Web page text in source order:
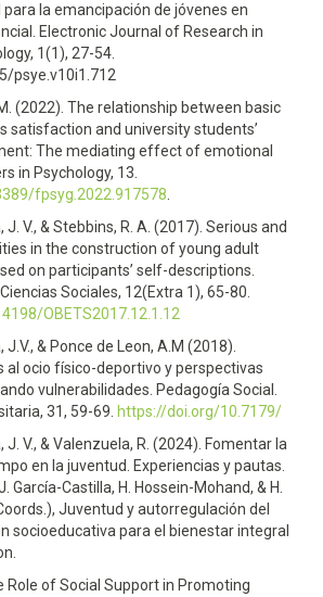
la emancipación de jóvenes en
Electronic Journal of Research in
1(1), 27-54.
psye.v10i1.712
(2022). The relationship between basic
satisfaction and university students’
The mediating effect of emotional
in Psychology, 13.
fpsyg.2022.917578
J. V., & Stebbins, R. A. (2017). Serious and
in the construction of young adult
on participants’ self-descriptions.
Sociales, 12(Extra 1), 65-80.
OBETS2017.12.1.12
J.V., & Ponce de Leon, A.M (2018).
al ocio físico-deportivo y perspectivas
vulnerabilidades. Pedagogía Social.
31, 59-69. https://doi.org/10.7179/
J. V., & Valenzuela, R. (2024). Fomentar la
en la juventud. Experiencias y pautas.
García-Castilla, H. Hossein-Mohand, & H.
Juventud y autorregulación del
socioeducativa para el bienestar integral
Role of Social Support in Promoting